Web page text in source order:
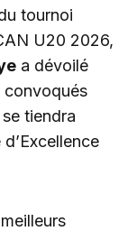
tournoi
U20 2026,
a dévoilé
convoqués
tiendra